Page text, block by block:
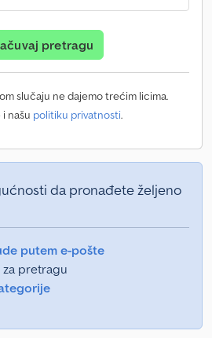
pretragu
slučaju ne dajemo trećim licima.
našu politiku privatnosti.
da pronađete željeno
putem e-pošte
za pretragu